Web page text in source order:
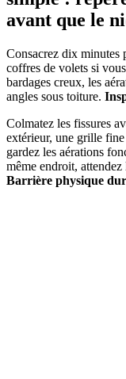
avant que le
Consacrez dix minutes
coffres de volets si
bardages creux, les
angles sous toiture.
Colmatez les fissures
extérieur, une grille
gardez les aérations
même endroit,
Barrière physique